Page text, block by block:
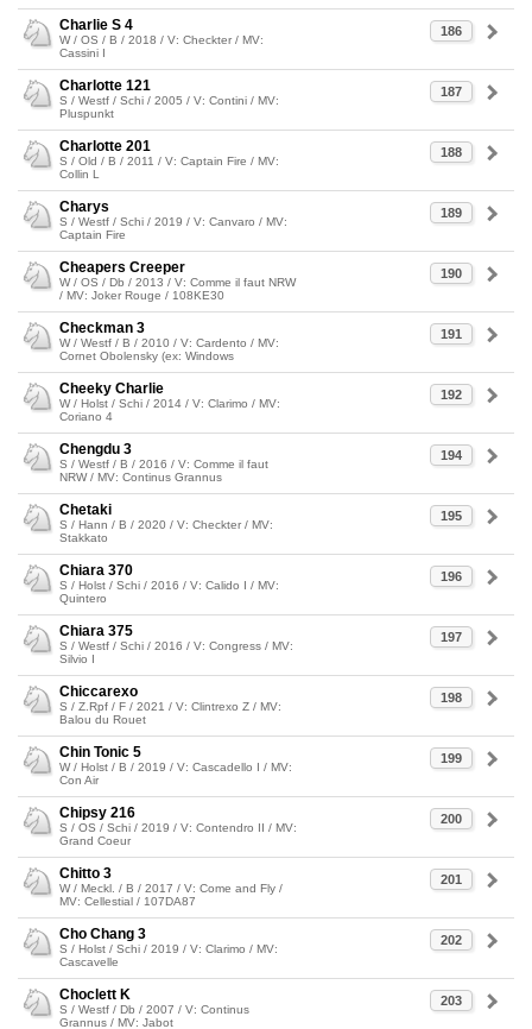
186
Charlie S 4
W / OS / B / 2018 / V: Checkter / MV:
Cassini I
187
Charlotte 121
S / Westf / Schi / 2005 / V: Contini / MV:
Pluspunkt
188
Charlotte 201
S / Old / B / 2011 / V: Captain Fire / MV:
Collin L
189
Charys
S / Westf / Schi / 2019 / V: Canvaro / MV:
Captain Fire
190
Cheapers Creeper
W / OS / Db / 2013 / V: Comme il faut NRW
/ MV: Joker Rouge / 108KE30
191
Checkman 3
W / Westf / B / 2010 / V: Cardento / MV:
Cornet Obolensky (ex: Windows
192
Cheeky Charlie
W / Holst / Schi / 2014 / V: Clarimo / MV:
Coriano 4
194
Chengdu 3
S / Westf / B / 2016 / V: Comme il faut
NRW / MV: Continus Grannus
195
Chetaki
S / Hann / B / 2020 / V: Checkter / MV:
Stakkato
196
Chiara 370
S / Holst / Schi / 2016 / V: Calido I / MV:
Quintero
197
Chiara 375
S / Westf / Schi / 2016 / V: Congress / MV:
Silvio I
198
Chiccarexo
S / Z.Rpf / F / 2021 / V: Clintrexo Z / MV:
Balou du Rouet
199
Chin Tonic 5
W / Holst / B / 2019 / V: Cascadello I / MV:
Con Air
200
Chipsy 216
S / OS / Schi / 2019 / V: Contendro II / MV:
Grand Coeur
201
Chitto 3
W / Meckl. / B / 2017 / V: Come and Fly /
MV: Cellestial / 107DA87
202
Cho Chang 3
S / Holst / Schi / 2019 / V: Clarimo / MV:
Cascavelle
203
Choclett K
S / Westf / Db / 2007 / V: Continus
Grannus / MV: Jabot